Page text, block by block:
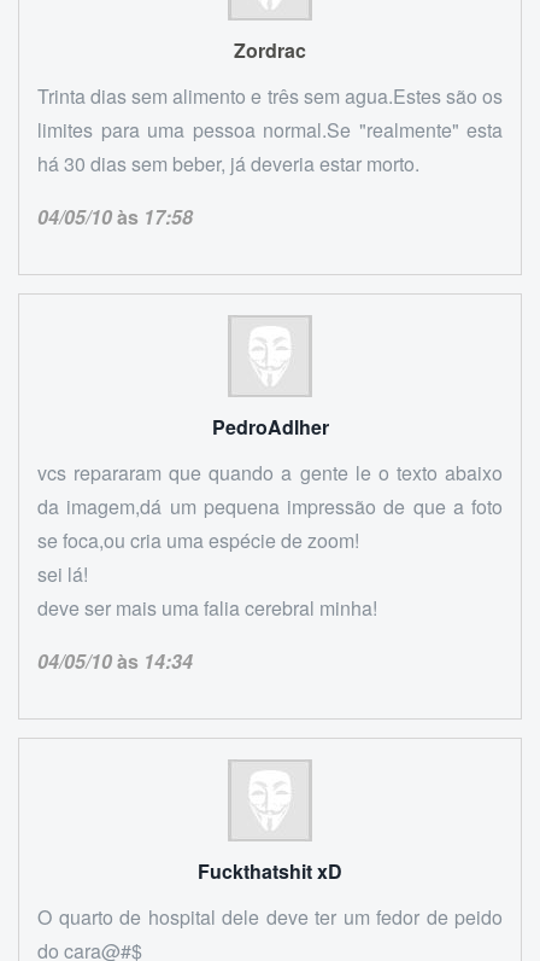
Zordrac
Trinta dias sem alimento e três sem agua.Estes são os
limites para uma pessoa normal.Se "realmente" esta
há 30 dias sem beber, já deveria estar morto.
04/05/10às 17:58
PedroAdlher
vcs repararam que quando a gente le o texto abaixo
da imagem,dá um pequena impressão de que a foto
se foca,ou cria uma espécie de zoom!
sei lá!
deve ser mais uma falia cerebral minha!
04/05/10às 14:34
Fuckthatshit xD
O quarto de hospital dele deve ter um fedor de peido
do cara@#$